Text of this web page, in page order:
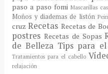
paso a paso fomi Mascarillas
Moños y diademas de listón
cruzRecetas Recetas de
postres Recetas de Sopas
de Belleza Tips para
Tratamientos para el cabello
relajación